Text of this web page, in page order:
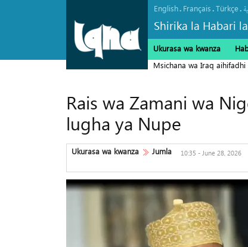
English. Français.Türkçe.
Shirika la Habari
Ukurasa wa kwanza
Msichana wa Iraq aihifadhi
Rais wa Zamani wa
lugha ya Nupe
Ukurasa wa kwanza Jumla
10:35 - June 28, 2026